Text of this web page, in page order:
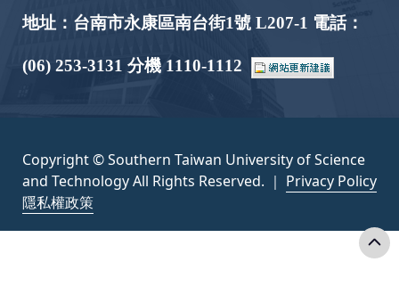
地址：台南市永康區南台街1號 L207-1 電話：
(06) 253-3131 分機 1110-1112
Copyright © Southern Taiwan University of Science
and Technology All Rights Reserved. ｜ Privacy Policy
隱私權政策